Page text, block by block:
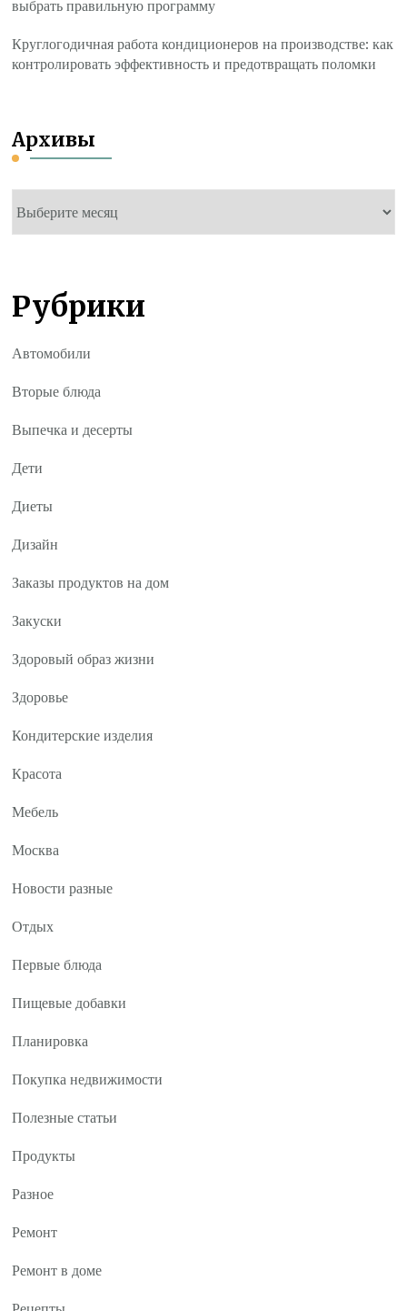
выбрать правильную программу
Круглогодичная работа кондиционеров на производстве: как
контролировать эффективность и предотвращать поломки
Архивы
Рубрики
Автомобили
Вторые блюда
Выпечка и десерты
Дети
Диеты
Дизайн
Заказы продуктов на дом
Закуски
Здоровый образ жизни
Здоровье
Кондитерские изделия
Красота
Мебель
Москва
Новости разные
Отдых
Первые блюда
Пищевые добавки
Планировка
Покупка недвижимости
Полезные статьи
Продукты
Разное
Ремонт
Ремонт в доме